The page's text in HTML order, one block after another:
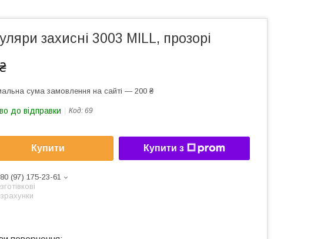
захисні 3003 MILL, прозорі
сума замовлення на сайті — 200 ₴
до відправки Код: 69
Купити Купити з
(97) 175-23-61